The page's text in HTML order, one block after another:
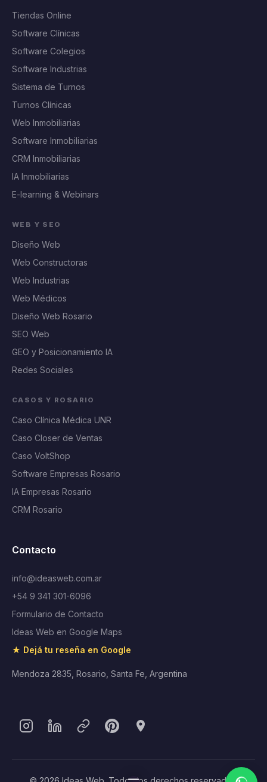
Tiendas Online
Software Clínicas
Software Colegios
Software Industrias
Sistema de Turnos
Turnos Clínicas
Web Inmobiliarias
Software Inmobiliarias
CRM Inmobiliarias
IA Inmobiliarias
E-learning & Webinars
WEB Y SEO
Diseño Web
Web Constructoras
Web Industrias
Web Médicos
Diseño Web Rosario
SEO Web
GEO y Posicionamiento IA
Redes Sociales
CASOS Y ROSARIO
Caso Clínica Médica UNR
Caso Closer de Ventas
Caso VoltShop
Software Empresas Rosario
IA Empresas Rosario
CRM Rosario
Contacto
info@ideasweb.com.ar
+54 9 341 301-6096
Formulario de Contacto
Ideas Web en Google Maps
★ Dejá tu reseña en Google
Mendoza 2835, Rosario, Santa Fe, Argentina